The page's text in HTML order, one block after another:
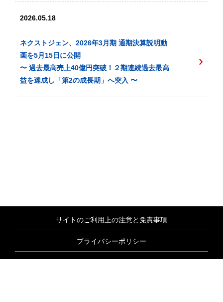
2026.05.18
ネクストジェン、2026年3月期 通期決算説明動
画を5月15日に公開
〜 過去最高売上40億円突破！２期連続過去最高
益を達成し「第2の成長期」へ突入 〜
サイトのご利用上の注意と免責事項
プライバシーポリシー